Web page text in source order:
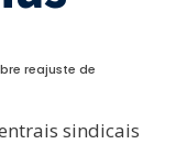
reajuste de
sindicais